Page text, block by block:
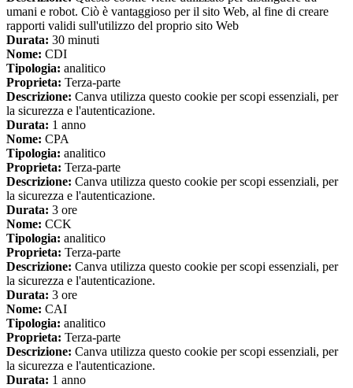
umani e robot. Ciò è vantaggioso per il sito Web, al fine di creare
rapporti validi sull'utilizzo del proprio sito Web
Durata: 30 minuti
Nome: CDI
Tipologia: analitico
Proprieta: Terza-parte
Descrizione: Canva utilizza questo cookie per scopi essenziali, per
la sicurezza e l'autenticazione.
Durata: 1 anno
Nome: CPA
Tipologia: analitico
Proprieta: Terza-parte
Descrizione: Canva utilizza questo cookie per scopi essenziali, per
la sicurezza e l'autenticazione.
Durata: 3 ore
Nome: CCK
Tipologia: analitico
Proprieta: Terza-parte
Descrizione: Canva utilizza questo cookie per scopi essenziali, per
la sicurezza e l'autenticazione.
Durata: 3 ore
Nome: CAI
Tipologia: analitico
Proprieta: Terza-parte
Descrizione: Canva utilizza questo cookie per scopi essenziali, per
la sicurezza e l'autenticazione.
Durata: 1 anno